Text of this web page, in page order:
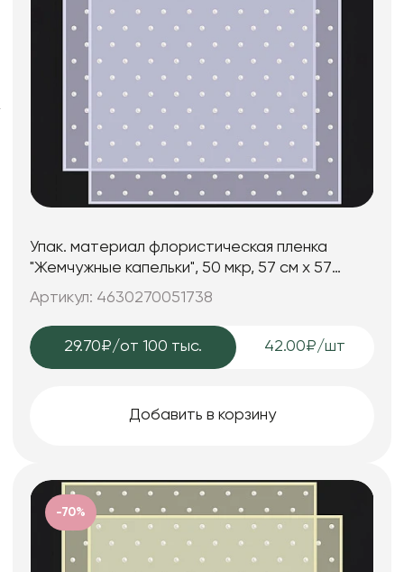
Изделия из металла
Сухоцветы
Упак. материал флористическая пленка
"Жемчужные капельки", 50 мкр, 57 см х 57
см,20 лист/упак. сирен
Артикул: 4630270051738
29.70₽/от 100 тыс. 42.00₽/шт
Добавить в корзину
-70%